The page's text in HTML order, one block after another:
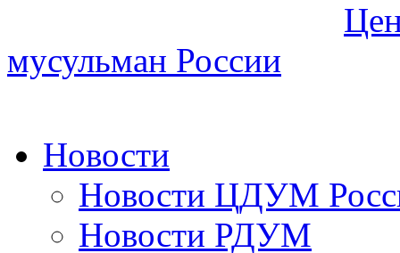
мусульман России
Новости
Новости ЦДУМ
Новости РДУМ